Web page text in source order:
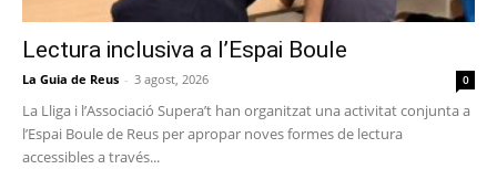
Lectura inclusiva a l’Espai Boule
La Guia de Reus - 3 agost, 2026 0
La Lliga i l’Associació Supera’t han organitzat una activitat conjunta a
l’Espai Boule de Reus per apropar noves formes de lectura
accessibles a través...